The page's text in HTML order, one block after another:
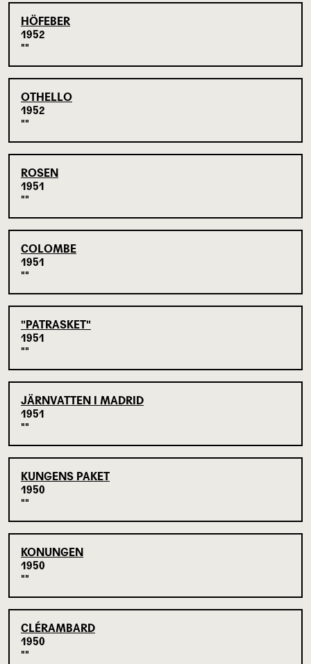
HÖFEBER
1952
OTHELLO
1952
ROSEN
1951
COLOMBE
1951
"PATRASKET"
1951
JÄRNVATTEN I MADRID
1951
KUNGENS PAKET
1950
KONUNGEN
1950
CLÉRAMBARD
1950